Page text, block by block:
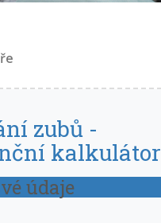
zubů -
kalkulátor
údaje